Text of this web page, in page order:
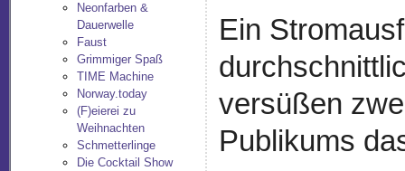
Neonfarben &
Dauerwelle
Faust
Grimmiger Spaß
TIME Machine
Norway.today
(F)eierei zu
Weihnachten
Schmetterlinge
Die Cocktail Show
Ein
versüßen
Publikums